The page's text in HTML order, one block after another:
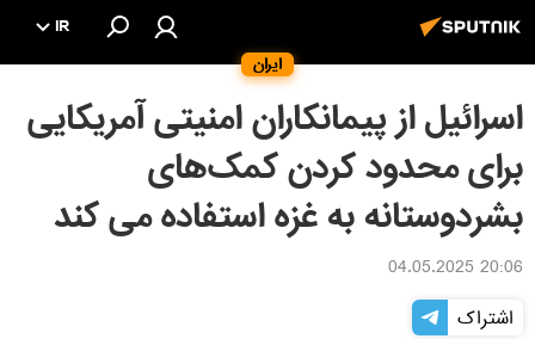
ایران
IR
اسرائیل از پیمانکاران امنیتی آمریکایی
برای محدود کردن کمک‌های
بشردوستانه به غزه استفاده می کند
20:06 04.05.2025
اشتراک